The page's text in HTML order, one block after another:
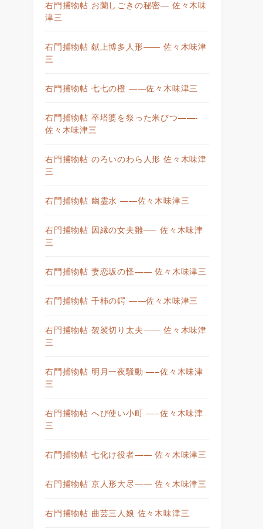
右門捕物帖 お蘭しごきの秘密— 佐々木味
津三
右門捕物帖 献上博多人形—— 佐々木味津
三
右門捕物帖 七七の橙 ——佐々木味津三
右門捕物帖 卒塔婆を祭った米びつ——-
佐々木味津三
右門捕物帖 のろいのわら人形 佐々木味津
三
右門捕物帖 幽霊水 ——佐々木味津三
右門捕物帖 因縁の女夫雛—– 佐々木味津
三
右門捕物帖 妻恋坂の怪—— 佐々木味津三
右門捕物帖 千柿の鍔 ——佐々木味津三
右門捕物帖 袈裟切り太夫—— 佐々木味津
三
右門捕物帖 明月一夜騒動 —–佐々木味津
三
右門捕物帖 へび使い小町 —–佐々木味津
三
右門捕物帖 七化け役者—— 佐々木味津三
右門捕物帖 京人形大尽—— 佐々木味津三
右門捕物帖 曲芸三人娘 佐々木味津三